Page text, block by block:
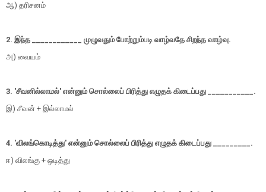
ஆ) தரிசனம்
2. இந்த ____________ முழுவதும் போற்றும்படி வாழ்வதே சிறந்த வாழ்வு.
அ) வையம்
3. 'சீவனில்லாமல்' என்னும் சொல்லைப் பிரித்து எழுதக் கிடைப்பது ___________.
இ) சீவன் + இல்லாமல்
4. 'விலங்கொடித்து' என்னும் சொல்லைப் பிரித்து எழுதக் கிடைப்பது _________.
ஈ) விலங்கு + ஒடித்து